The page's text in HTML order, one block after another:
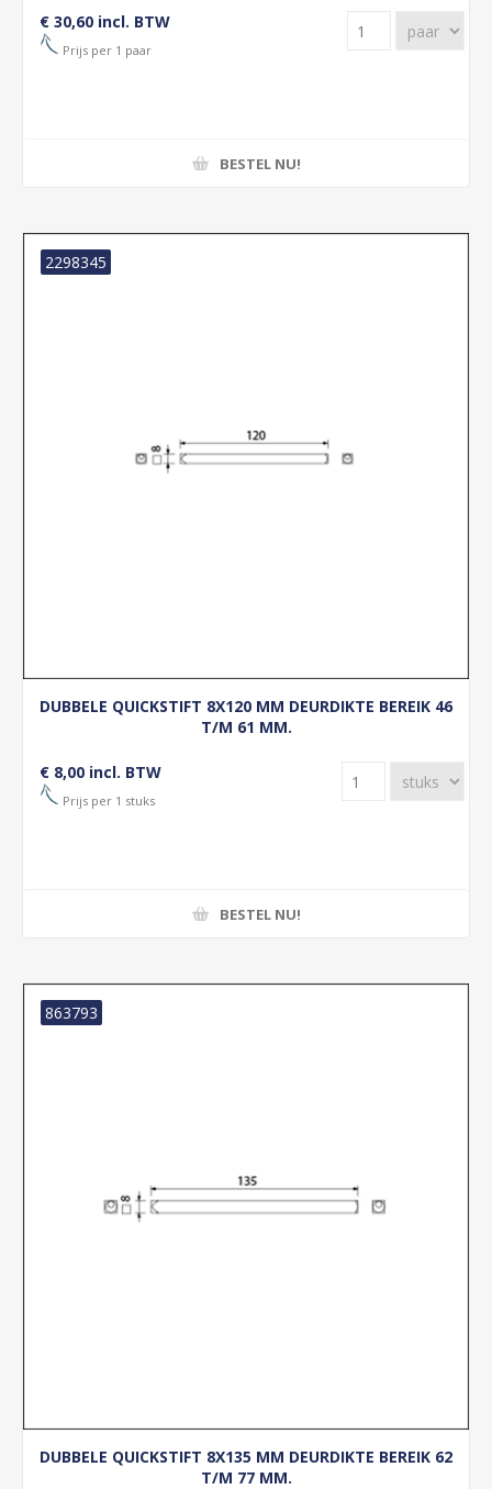
€ 30,60 incl. BTW
Prijs per 1 paar
BESTEL NU!
DUBBELE QUICKSTIFT 8X120 MM DEURDIKTE BEREIK 46
T/M 61 MM.
2298345
€ 8,00 incl. BTW
Prijs per 1 stuks
BESTEL NU!
DUBBELE QUICKSTIFT 8X135 MM DEURDIKTE BEREIK 62
T/M 77 MM.
863793